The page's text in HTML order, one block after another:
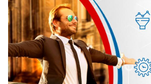
Смотреть проект